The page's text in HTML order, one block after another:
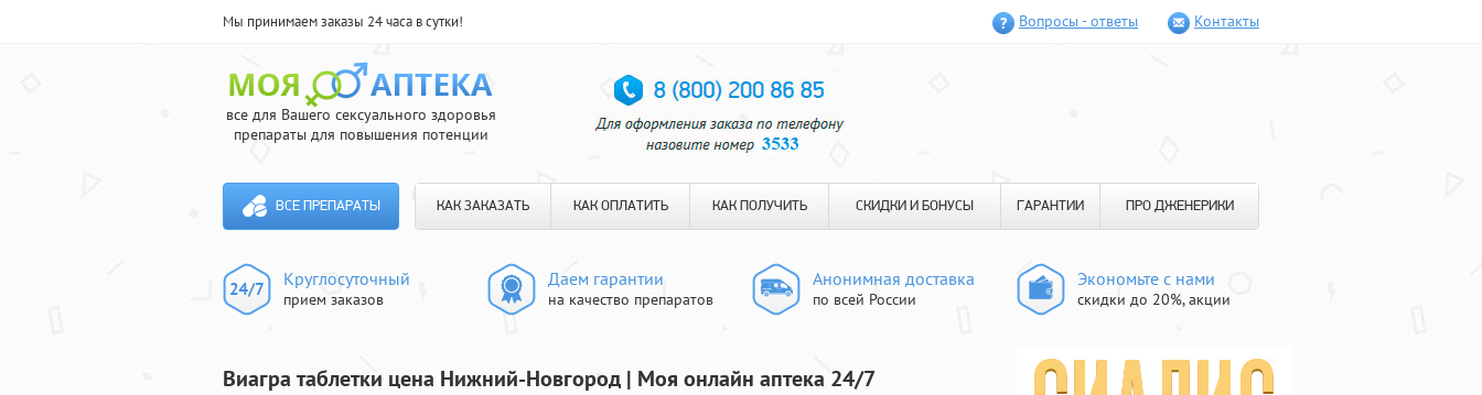
Мы принимаем заказы 24 часа в сутки! Вопросы - ответы Контакты
все для Вашего сексуального здоровья
препараты для повышения потенции
ВСЕ ПРЕПАРАТЫ КАК ЗАКАЗАТЬ КАК ОПЛАТИТЬ КАК ПОЛУЧИТЬ СКИДКИ И БОНУСЫ ГАРАНТИИ ПРО ДЖЕНЕРИКИ
Круглосуточный
прием заказов
Даем гарантии
на качество препаратов
Анонимная доставка
по всей России
Экономьте с нами
скидки до 20%, акции
Виагра таблетки цена Нижний-Новгород | Моя онлайн аптека 24/7